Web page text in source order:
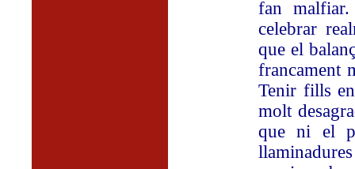
fan
celebrar
que el
francament
Tenir fills
molt
que ni el